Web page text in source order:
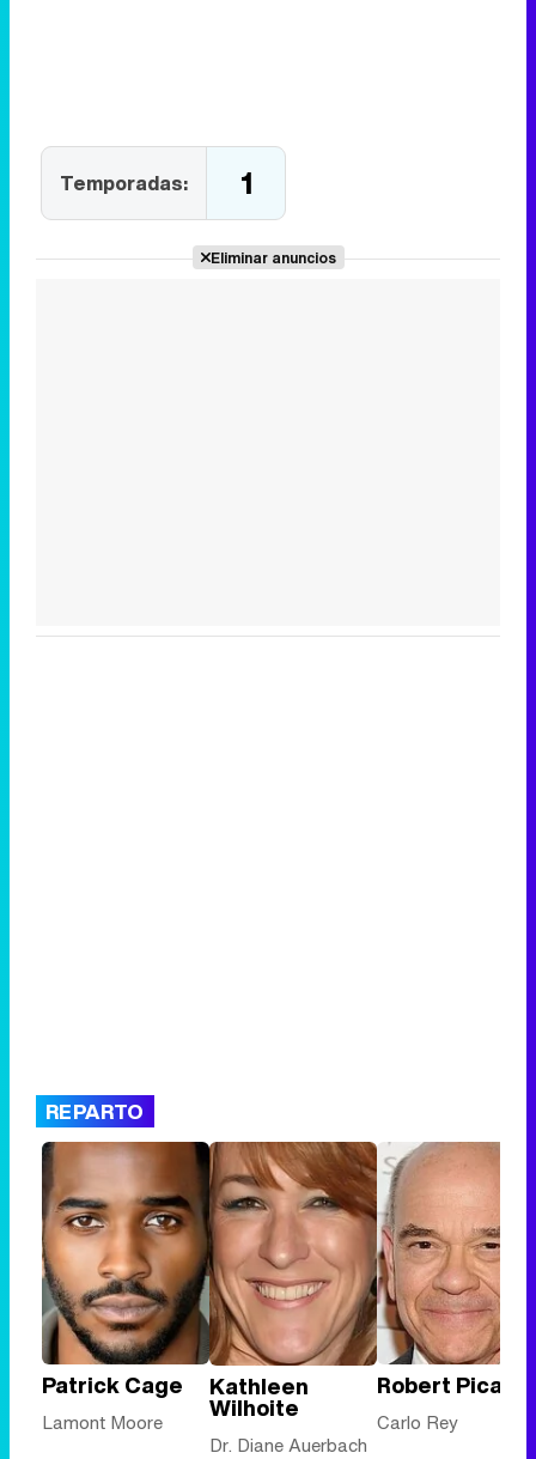
Temporadas: 1
Eliminar anuncios
REPARTO
Patrick Cage
Lamont Moore
Kathleen
Wilhoite
Dr. Diane Auerbach
Robert
Carlo Rey